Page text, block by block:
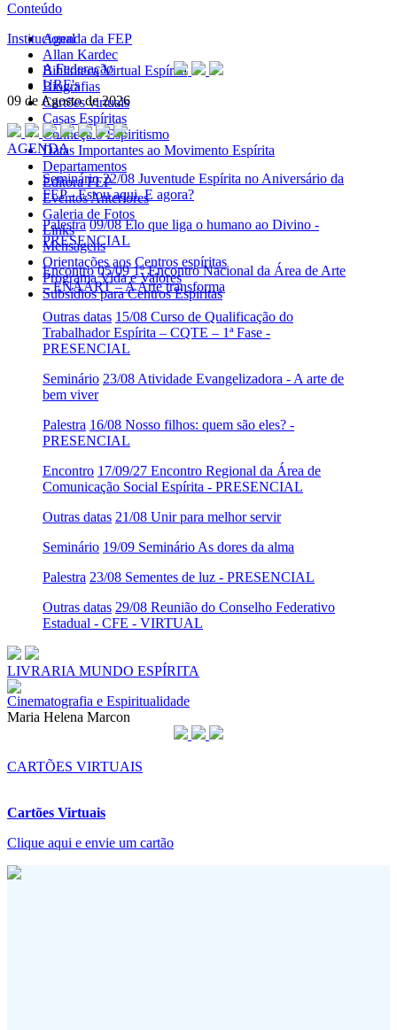
Conteúdo
Agenda da FEP
Allan Kardec
Biblioteca Virtual Espírita
Biografias
Cartões virtuais
Casas Espíritas
Conheça o Espiritismo
Datas Importantes ao Movimento Espírita
Departamentos
Editora FEP
Eventos Anteriores
Galeria de Fotos
Links
Mensagens
Orientações aos Centros espíritas
Programa Vida e Valores
Subsídios para Centros Espíritas
Institucional
A Federação
URE's
09 de Agosto de 2026
AGENDA
Seminário 22/08 Juventude Espírita no Aniversário da
FEP - Estou aqui. E agora?
Palestra 09/08 Elo que liga o humano ao Divino -
PRESENCIAL
Encontro 05/09 1º Encontro Nacional da Área de Arte
– ENAART – A Arte transforma
Outras datas 15/08 Curso de Qualificação do
Trabalhador Espírita – CQTE – 1ª Fase -
PRESENCIAL
Seminário 23/08 Atividade Evangelizadora - A arte de
bem viver
Palestra 16/08 Nosso filhos: quem são eles? -
PRESENCIAL
Encontro 17/09/27 Encontro Regional da Área de
Comunicação Social Espírita - PRESENCIAL
Outras datas 21/08 Unir para melhor servir
Seminário 19/09 Seminário As dores da alma
Palestra 23/08 Sementes de luz - PRESENCIAL
Outras datas 29/08 Reunião do Conselho Federativo
Estadual - CFE - VIRTUAL
LIVRARIA MUNDO ESPÍRITA
Cinematografia e Espiritualidade
Maria Helena Marcon
CARTÕES VIRTUAIS
Cartões Virtuais
Clique aqui e envie um cartão